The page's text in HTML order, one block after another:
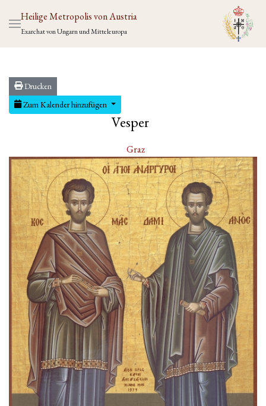
Heilige Metropolis von Austria
Exarchat von Ungarn und Mitteleuropa
Drucken
Zum Kalender hinzufügen
Vesper
Graz